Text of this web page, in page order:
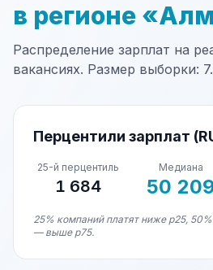
в регионе
Распределение зарплат на
вакансиях. Размер выборки: 7.
Перцентили зарплат
25-й перцентиль
1 684
Медиана
50
25% компаний платят ниже p25,
— выше p75.